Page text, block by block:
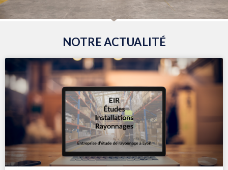
NOTRE ACTUALITÉ